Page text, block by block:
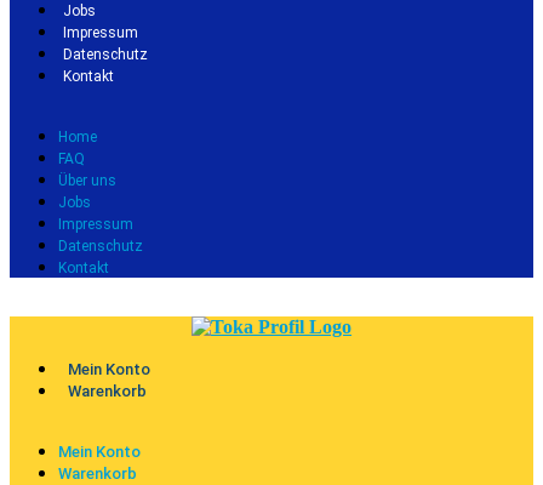
Jobs
Impressum
Datenschutz
Kontakt
Home
FAQ
Über uns
Jobs
Impressum
Datenschutz
Kontakt
Mein Konto
Warenkorb
Mein Konto
Warenkorb